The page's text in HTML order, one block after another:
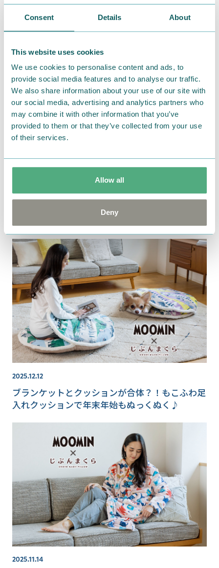
Consent Details About
This website uses cookies
We use cookies to personalise content and ads, to
provide social media features and to analyse our traffic.
We also share information about your use of our site with
our social media, advertising and analytics partners who
may combine it with other information that you’ve
provided to them or that they’ve collected from your use
of their services.
Allow all
Deny
2025.12.18
【MOOMIN SHOP ONLINE】年末年始の模様替
2025.12.12
ブランケットとクッションが合体？！もこふわ足
入れクッションで年末年始もぬっくぬく♪
2025.11.14